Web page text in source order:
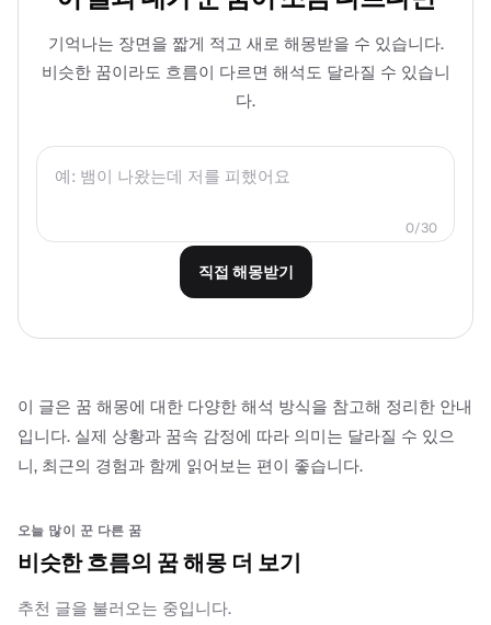
기억나는 장면을 짧게 적고 새로 해몽받을 수 있습니다.
비슷한 꿈이라도 흐름이 다르면 해석도 달라질 수 있습니
다.
0/30
직접 해몽받기
이 글은 꿈 해몽에 대한 다양한 해석 방식을 참고해 정리한 안내
입니다. 실제 상황과 꿈속 감정에 따라 의미는 달라질 수 있으
니, 최근의 경험과 함께 읽어보는 편이 좋습니다.
오늘 많이 꾼 다른 꿈
비슷한 흐름의 꿈 해몽 더 보기
추천 글을 불러오는 중입니다.